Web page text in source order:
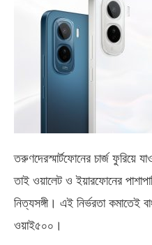
তরুণদেরস্মার্টফোনের চার্জ ফুরিয়ে
তাই ওয়ালেট ও ইয়ারফোনের
নিত্যসঙ্গী। এই নির্ভরতা কমাতেই
ওয়াই৫০০ ।